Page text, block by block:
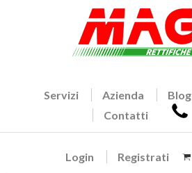
Servizi Azienda Blog
Contatti
Login Registrati